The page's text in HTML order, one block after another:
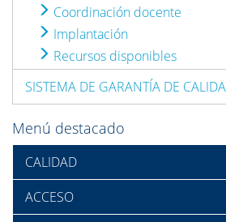
Coordinación docente
Implantación
Recursos disponibles
SISTEMA DE GARANTÍA DE
Menú destacado
CALIDAD
ACCESO